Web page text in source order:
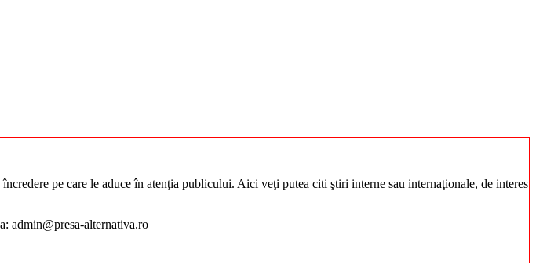
pe care le aduce în atenţia publicului. Aici veţi putea citi ştiri interne sau internaţionale, de interes
admin@presa-alternativa.ro